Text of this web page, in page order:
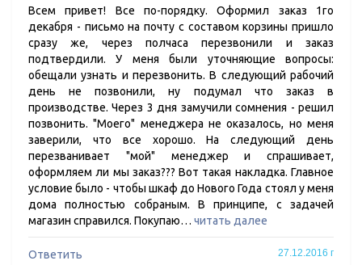
Всем привет! Все по-порядку. Оформил заказ 1го
декабря - письмо на почту с составом корзины пришло
сразу же, через полчаса перезвонили и заказ
подтвердили. У меня были уточняющие вопросы:
обещали узнать и перезвонить. В следующий рабочий
день не позвонили, ну подумал что заказ в
производстве. Через 3 дня замучили сомнения - решил
позвонить. "Моего" менеджера не оказалось, но меня
заверили, что все хорошо. На следующий день
перезванивает "мой" менеджер и спрашивает,
оформляем ли мы заказ??? Вот такая накладка. Главное
условие было - чтобы шкаф до Нового Года стоял у меня
дома полностью собраным. В принципе, с задачей
магазин справился. Покупаю… читать далее
Ответить 27.12.2016 г